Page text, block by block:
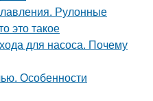
Рулонные
это такое
для насоса. Почему
Особенности